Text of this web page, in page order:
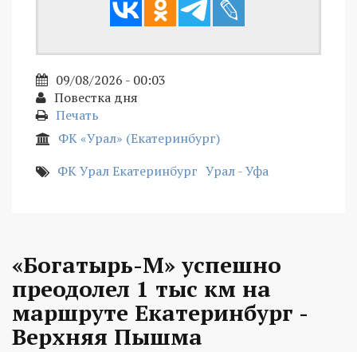
09/08/2026 - 00:03
Повестка дня
Печать
ФК «Урал» (Екатеринбург)
ФК Урал Екатеринбург Урал - Уфа
«Богатырь-М» успешно
преодолел 1 тыс км на
маршруте Екатеринбург -
Верхняя Пышма